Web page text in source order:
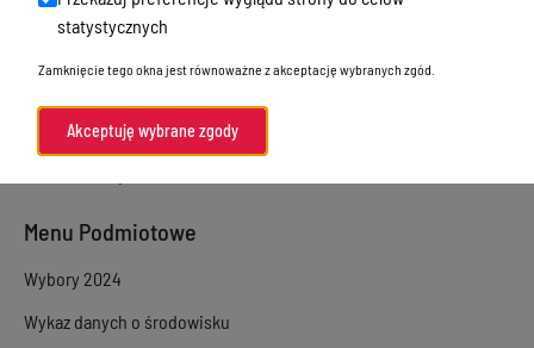
Akty prawne
Menu Podmiotowe
Wybory 2024
Wykaz danych o środowisku
statystycznych
Zamknięcie tego okna jest równoważne z akceptację wybranych zgód.
Akceptuję wybrane zgody